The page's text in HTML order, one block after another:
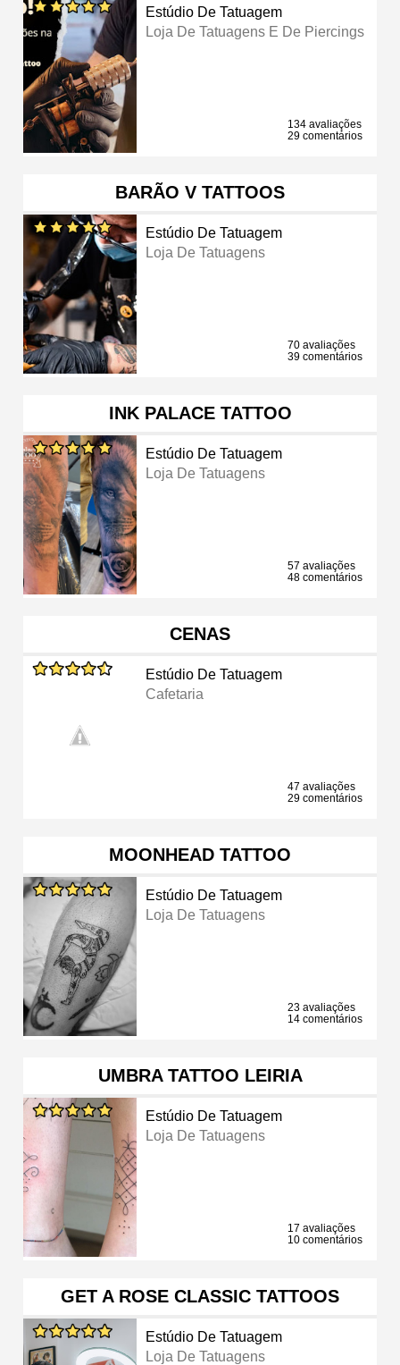
Estúdio De Tatuagem
Loja De Tatuagens E De Piercings
134 avaliações
29 comentários
BARÃO V TATTOOS
Estúdio De Tatuagem
Loja De Tatuagens
70 avaliações
39 comentários
INK PALACE TATTOO
Estúdio De Tatuagem
Loja De Tatuagens
57 avaliações
48 comentários
CENAS
Estúdio De Tatuagem
Cafetaria
47 avaliações
29 comentários
MOONHEAD TATTOO
Estúdio De Tatuagem
Loja De Tatuagens
23 avaliações
14 comentários
UMBRA TATTOO LEIRIA
Estúdio De Tatuagem
Loja De Tatuagens
17 avaliações
10 comentários
GET A ROSE CLASSIC TATTOOS
Estúdio De Tatuagem
Loja De Tatuagens